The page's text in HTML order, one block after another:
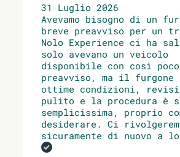
31 Luglio 2026
Avevamo bisogno di un
breve preavviso per un
Nolo Experience ci ha
solo avevano un veicolo
disponibile con così poco
preavviso, ma il furgone
ottime condizioni,
pulito e la procedura è
semplicissima, proprio
desiderare. Ci
sicuramente di nuovo a